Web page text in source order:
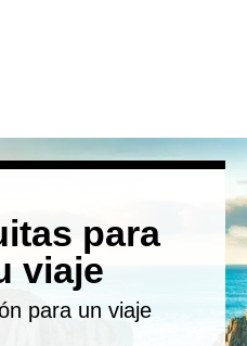
para
viaje
para un viaje